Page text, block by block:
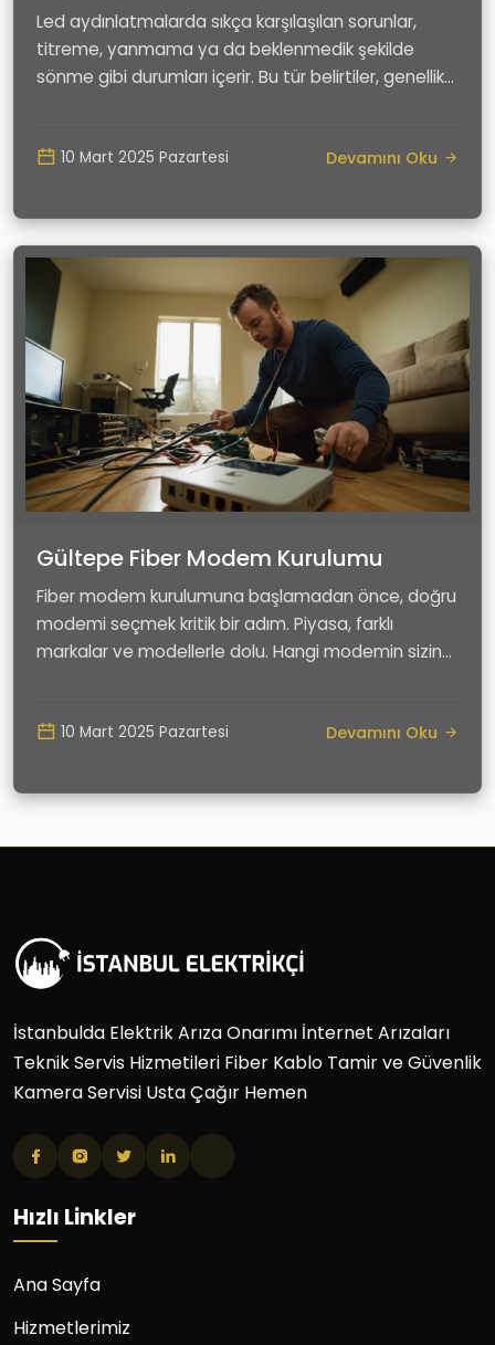
Led aydınlatmalarda sıkça karşılaşılan sorunlar,
titreme, yanmama ya da beklenmedik şekilde
sönme gibi durumları içerir. Bu tür belirtiler, genellik...
10 Mart 2025 Pazartesi Devamını Oku
Gültepe Fiber Modem Kurulumu
Fiber modem kurulumuna başlamadan önce, doğru
modemi seçmek kritik bir adım. Piyasa, farklı
markalar ve modellerle dolu. Hangi modemin sizin
10 Mart 2025 Pazartesi Devamını Oku
İstanbulda Elektrik Arıza Onarımı İnternet Arızaları
Teknik Servis Hizmetileri Fiber Kablo Tamir ve Güvenlik
Kamera Servisi Usta Çağır Hemen
Hızlı Linkler
Ana Sayfa
Hizmetlerimiz